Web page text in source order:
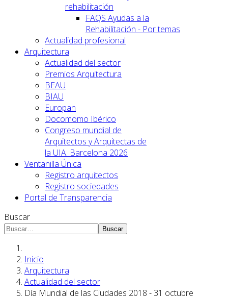
rehabilitación
FAQS Ayudas a la
Rehabilitación - Por temas
Actualidad profesional
Arquitectura
Actualidad del sector
Premios Arquitectura
BEAU
BIAU
Europan
Docomomo Ibérico
Congreso mundial de
Arquitectos y Arquitectas de
la UIA. Barcelona 2026
Ventanilla Única
Registro arquitectos
Registro sociedades
Portal de Transparencia
Buscar
Buscar
Inicio
Arquitectura
Actualidad del sector
Día Mundial de las Ciudades 2018 - 31 octubre